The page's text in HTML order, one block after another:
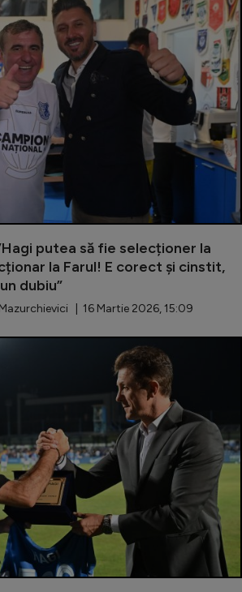
putea să fie selecționer la
la Farul! E corect și cinstit,
dubiu”
| 16 Martie 2026, 15:09